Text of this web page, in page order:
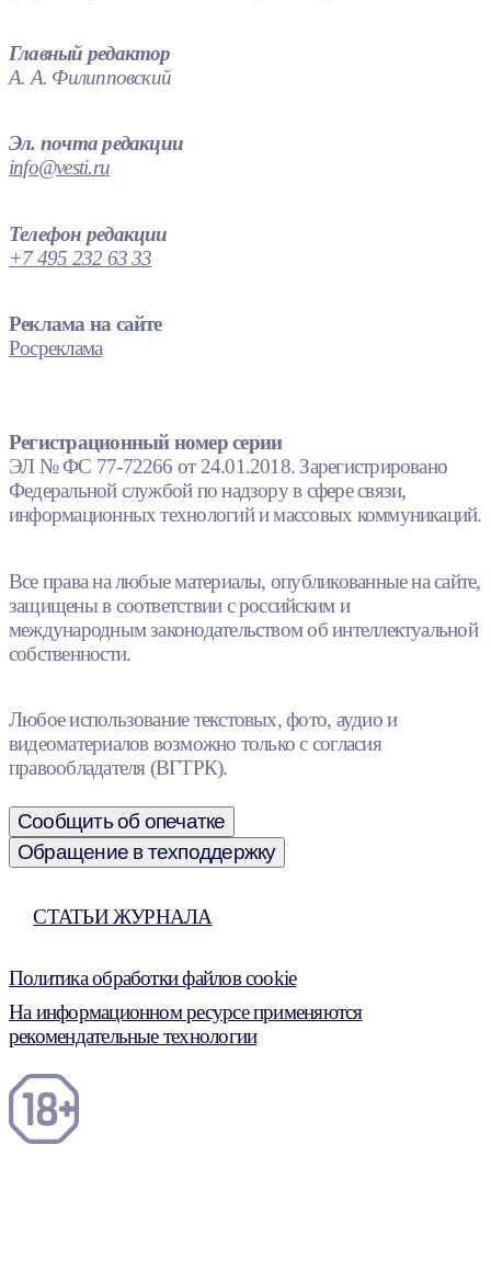
Главный редактор
А. А. Филипповский
Эл. почта редакции
info@vesti.ru
Телефон редакции
+7 495 232 63 33
Реклама на сайте
Росреклама
Регистрационный номер серии
ЭЛ № ФС 77-72266 от 24.01.2018. Зарегистрировано
Федеральной службой по надзору в сфере связи,
информационных технологий и массовых коммуникаций.
Все права на любые материалы, опубликованные на сайте,
защищены в соответствии с российским и
международным законодательством об интеллектуальной
собственности.
Любое использование текстовых, фото, аудио и
видеоматериалов возможно только с согласия
правообладателя (ВГТРК).
Сообщить об опечатке
Обращение в техподдержку
СТАТЬИ ЖУРНАЛА
Политика обработки файлов cookie
На информационном ресурсе применяются
рекомендательные технологии